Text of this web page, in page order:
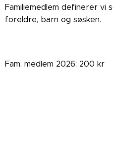
Familiemedlem definerer vi
foreldre, barn og søsken.
Fam. medlem 2026: 200 kr